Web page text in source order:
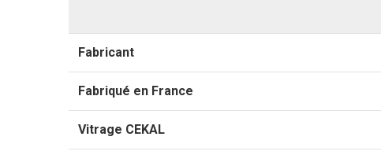
Fabricant
Fabriqué en France
Vitrage CEKAL